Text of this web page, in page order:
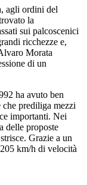
agli ordini del
la
sui palcoscenici
ricchezze e,
Morata
di un
ha avuto ben
prediliga mezzi
importanti. Nei
delle proposte
Grazie a un
km/h di velocità